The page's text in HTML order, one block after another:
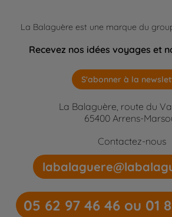
La Balaguère est une marque du
Recevez nos idées voyages et
S'abonner à la
La Balaguère, route du
65400 Arrens-
Contactez-nous
05 62 97 46 46 ou 01